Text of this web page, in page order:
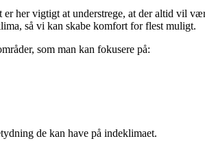
her vigtigt at understrege, at der altid vil
så vi kan skabe komfort for flest muligt.
som man kan fokusere på:
de kan have på indeklimaet.